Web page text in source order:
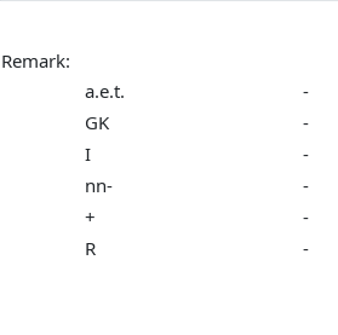
Remark:
a.e.t.
-
GK
-
I
-
nn-
-
+
-
R
-